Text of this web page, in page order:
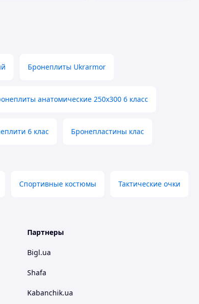
Бронеплиты Ukrarmor
анатомические 250х300 6 класс
6 клас Бронепластины клас
Спортивные костюмы Тактические очки
Партнеры
Bigl.ua
Shafa
Kabanchik.ua